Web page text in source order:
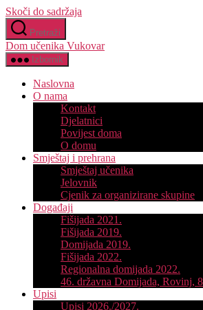
Skoči do sadržaja
Pretraži
Dom učenika Vukovar
Izbornik
Naslovna
O nama
Kontakt
Djelatnici
Povijest doma
O domu
Smještaj i prehrana
Smještaj učenika
Jelovnik
Cjenik za organizirane skupine
Događaji
Fišijada 2021.
Fišijada 2019.
Domijada 2019.
Fišijada 2022.
Regionalna domijada 2022.
46. državna Domijada, Rovinj,
Upisi
Upisi 2026./2027.